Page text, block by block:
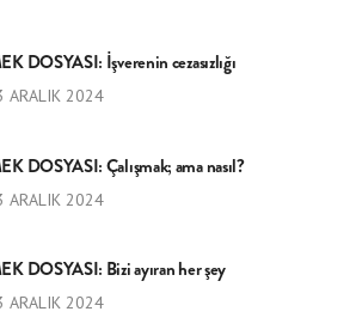
DOSYASI: İşverenin cezasızlığı
ARALIK 2024
DOSYASI: Çalışmak; ama nasıl?
ARALIK 2024
DOSYASI: Bizi ayıran her şey
ARALIK 2024